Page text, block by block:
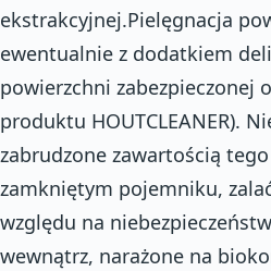
ekstrakcyjnej.Pielęgnacja
ewentualnie z dodatkiem
powierzchni zabezpieczonej
produktu HOUTCLEANER).
zabrudzone zawartością
zamkniętym pojemniku,
względu na
wewnątrz, narażone na